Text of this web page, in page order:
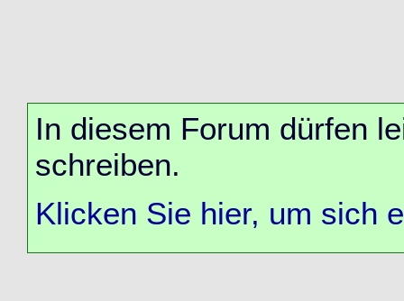
In diesem Forum dürfen
schreiben.
Klicken Sie hier, um sich